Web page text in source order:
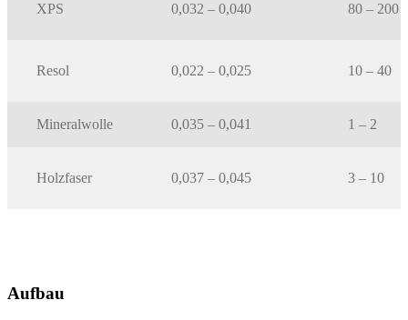
XPS 0,032 – 0,040 80 – 200
Resol 0,022 – 0,025 10 – 40
Mineralwolle 0,035 – 0,041 1 – 2
Holzfaser 0,037 – 0,045 3 – 10
Aufbau